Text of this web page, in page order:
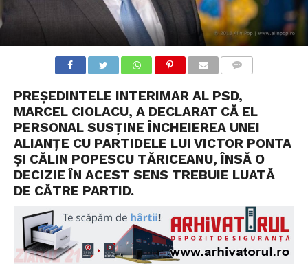
PREŞEDINTELE INTERIMAR AL PSD,
MARCEL CIOLACU, A DECLARAT CĂ EL
PERSONAL SUSŢINE ÎNCHEIEREA UNEI
ALIANŢE CU PARTIDELE LUI VICTOR PONTA
ŞI CĂLIN POPESCU TĂRICEANU, ÎNSĂ O
DECIZIE ÎN ACEST SENS TREBUIE LUATĂ
DE CĂTRE PARTID.